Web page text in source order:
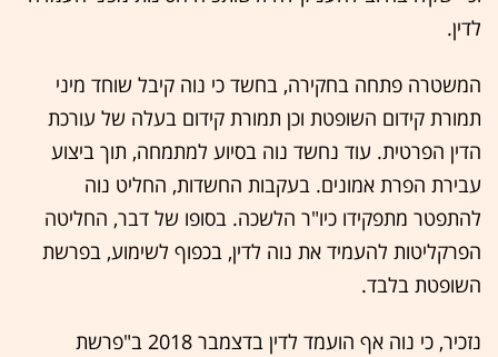
לדין.
המשטרה פתחה בחקירה, בחשד כי נוה קיבל שוחד מיני
תמורת קידום השופטת וכן תמורת קידום בעלה של עורכת
הדין הפרטית. עוד נחשד נוה בסיוע למתמחה, תוך ביצוע
עבירת הפרת אמונים. בעקבות החשדות, החליט נוה
להתפטר מתפקידו כיו"ר הלשכה. בסופו של דבר, החליטה
הפרקליטות להעמיד את נוה לדין, בכפוף לשימוע, בפרשת
השופטת בלבד.
נזכיר, כי נוה אף הועמד לדין בדצמבר 2018 ב"פרשת